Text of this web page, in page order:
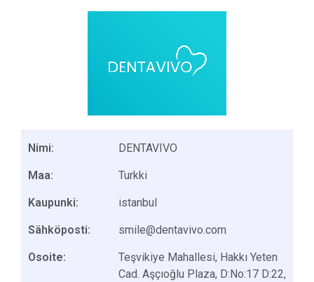
Nimi:
Maa:
Kaupunki:
Sähköposti:
Osoite:
DENTAVIVO
Turkki
istanbul
smile@dentavivo.com
Teşvikiye Mahallesi, Hakkı Yeten
Cad. Aşçıoğlu Plaza, D:No:17 D:22,